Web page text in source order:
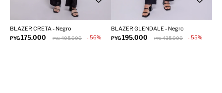
BLAZER CRETA - Negro
PYG175.000 PYG 405.000 56
BLAZER GLENDALE - Negro
PYG195.000 PYG 435.000 55